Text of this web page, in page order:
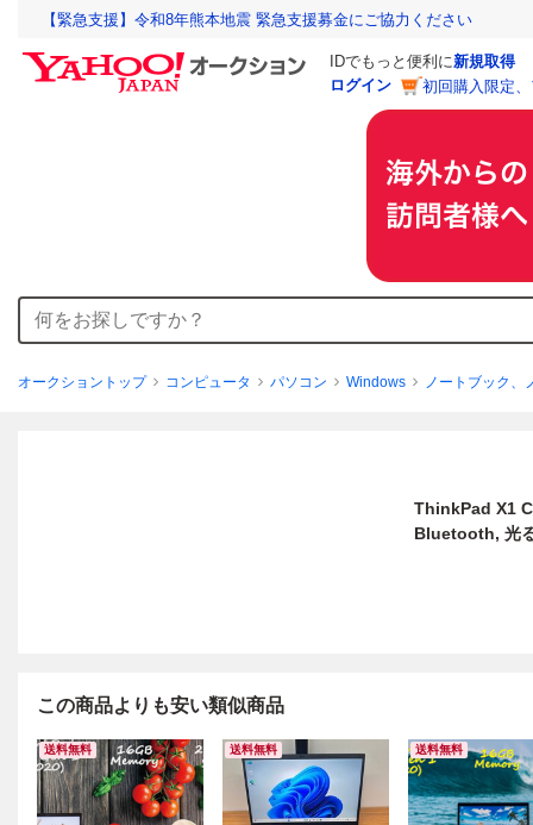
【緊急支援】令和8年熊本地震 緊急支援募金にご協力ください
IDでもっと便利に新規取得
ログイン
初回購入限定
オークショントップ コンピュータ パソコン Windows ノートブック、
ThinkPad X1
Bluetooth, 光
この商品よりも安い類似商品
送料無料 送料無料 送料無料